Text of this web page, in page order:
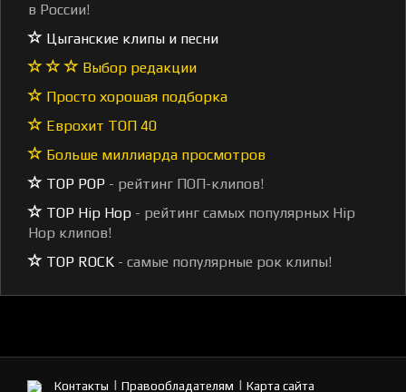
в России!
Цыганские клипы и песни
Выбор редакции
Просто хорошая подборка
Еврохит ТОП 40
Больше миллиарда просмотров
TOP POP - рейтинг ПОП-клипов!
TOP Hip Hop - рейтинг самых популярных Hip
Hop клипов!
TOP ROCK - самые популярные рок клипы!
Контакты | Правообладателям | Карта сайта